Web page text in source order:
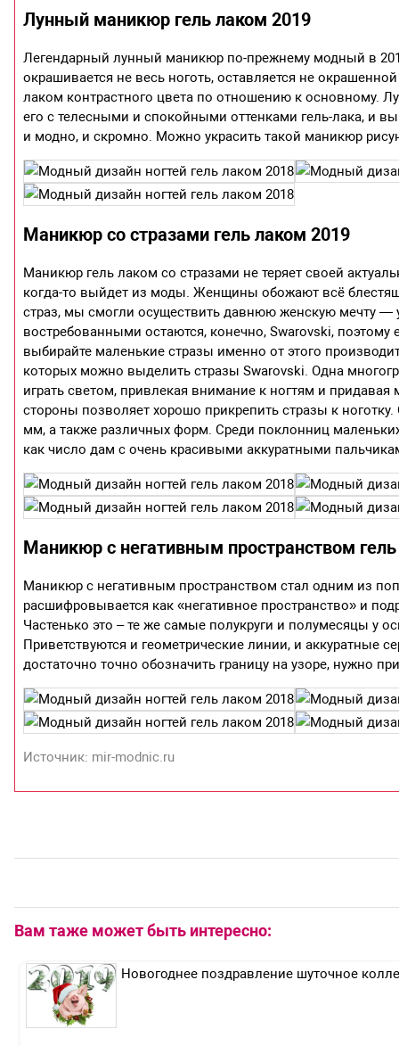
Лунный маникюр гель лаком 2019
Легендарный лунный маникюр по-прежнему модный в
окрашивается не весь ноготь, оставляется не
лаком контрастного цвета по отношению к основному.
его с телесными и спокойными оттенками гель-лака, и
и модно, и скромно. Можно украсить такой маникюр
Маникюр со стразами гель лаком 2019
Маникюр гель лаком со стразами не теряет своей
когда-то выйдет из моды. Женщины обожают всё
страз, мы смогли осуществить давнюю женскую мечту
востребованными остаются, конечно, Swarovski,
выбирайте маленькие стразы именно от этого
которых можно выделить стразы Swarovski. Одна
играть светом, привлекая внимание к ногтям и
стороны позволяет хорошо прикрепить стразы к
мм, а также различных форм. Среди поклонниц
как число дам с очень красивыми аккуратными
Маникюр с негативным пространством
Маникюр с негативным пространством стал одним из
расшифровывается как «негативное пространство» и
Частенько это – те же самые полукруги и полумесяцы
Приветствуются и геометрические линии, и аккуратные
достаточно точно обозначить границу на узоре, нужно
Источник: mir-modnic.ru
Вам таже может быть интересно:
Новогоднее поздравление шуточное